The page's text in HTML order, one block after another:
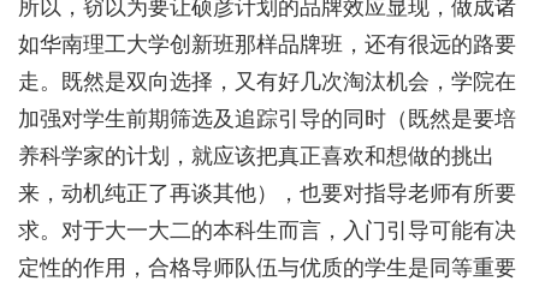
所以，窃以为要让硕彦计划的品牌效应显现，做成诸
如华南理工大学创新班那样品牌班，还有很远的路要
走。既然是双向选择，又有好几次淘汰机会，学院在
加强对学生前期筛选及追踪引导的同时（既然是要培
养科学家的计划，就应该把真正喜欢和想做的挑出
来，动机纯正了再谈其他），也要对指导老师有所要
求。对于大一大二的本科生而言，入门引导可能有决
定性的作用，合格导师队伍与优质的学生是同等重要